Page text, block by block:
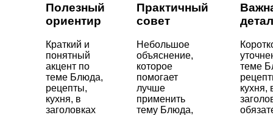
Полезный
ориентир
Краткий и
понятный
акцент по
теме Блюда,
рецепты,
кухня, в
заголовках
Практичный
совет
Небольшое
объяснение,
которое
помогает
лучше
применить
тему Блюда,
теме
кухня,